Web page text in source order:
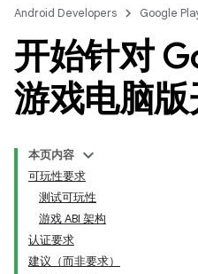
Android Developers Google
开始针对
游戏电脑
本页内容
可玩性要求
测试可玩性
游戏 ABI 架构
认证要求
建议（而非要求）